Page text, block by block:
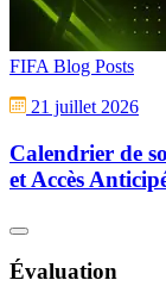
FIFA Blog Posts
21 juillet 2026
Calendrier de
et Accès
Évaluation